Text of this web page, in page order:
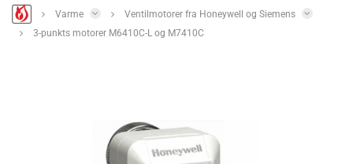
Varme
Ventilmotorer fra Honeywell og Siemens
3-punkts motorer M6410C-L og M7410C